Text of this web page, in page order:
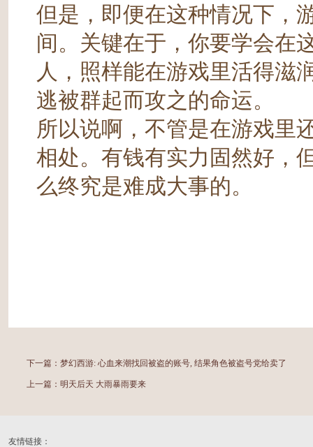
但是，即便在这种情况下，
间。关键在于，你要学会在
人，照样能在游戏里活得滋
逃被群起而攻之的命运。
所以说啊，不管是在游戏里
相处。有钱有实力固然好，
么终究是难成大事的。
下一篇： 梦幻西游: 心血来潮找回被盗的账号, 结果角色被盗号党给卖了
上一篇： 明天后天 大雨暴雨要来
友情链接：